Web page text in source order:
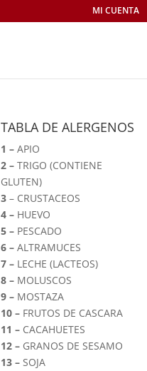
MI CUENTA
TABLA DE ALERGENOS
1 – APIO
2 – TRIGO (CONTIENE
GLUTEN)
3 – CRUSTACEOS
4 – HUEVO
5 – PESCADO
6 – ALTRAMUCES
7 – LECHE (LACTEOS)
8 – MOLUSCOS
9 – MOSTAZA
10 – FRUTOS DE CASCARA
11 – CACAHUETES
12 – GRANOS DE SESAMO
13 – SOJA